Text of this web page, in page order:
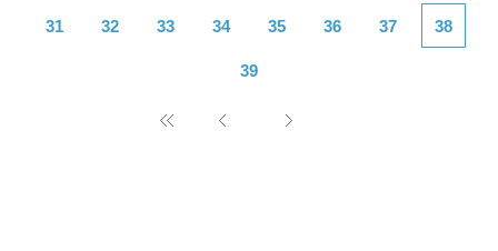
31 32 33 34 35 36 37 38
39